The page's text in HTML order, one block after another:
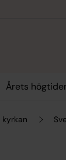
Årets
kyrkan